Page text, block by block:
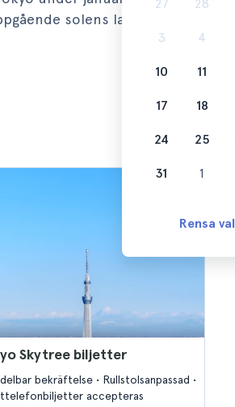
solens land.
Skytree biljetter
bekräftelse
Rullstolsanpassad
accepteras
27 28
3 4
10 11
17 18
24 25
31 1
Rensa val